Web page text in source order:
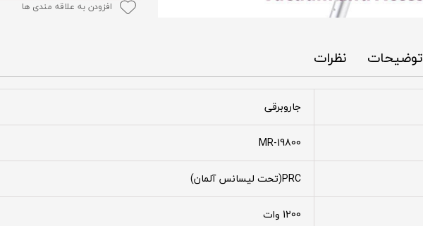
افزودن به علاقه مندی ها
توضیحات نظرات
جاروبرقی
MR-19800
PRC(تحت لیسانس آلمان)
1200 وات